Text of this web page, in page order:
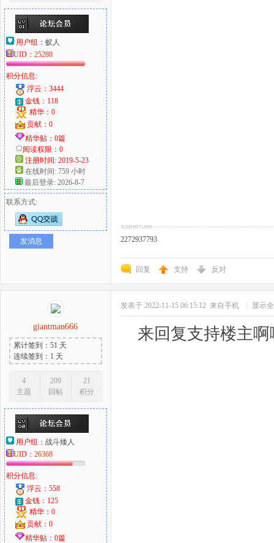
用户组： 蚁人
UID： 25288
积分信息:
浮云：3444
金钱：118
精华：0
贡献：0
精华贴：0篇
阅读权限：0
注册时间: 2019-5-23
在线时间: 759 小时
最后登录: 2026-8-7
联系方式:
发消息 2272937793
回复 支持 反对
giantman666
累计签到：51 天
连续签到：1 天
4
主题
209
回帖
21
积分
用户组： 战斗矮人
UID： 26368
积分信息:
浮云：558
金钱：125
精华：0
贡献：0
精华贴：0篇
发表于 2022-11-15 06:15:12 来自手机 显示
来回复支持楼主啊